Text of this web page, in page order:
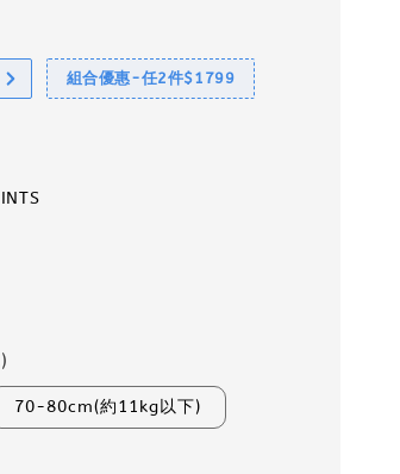
組合優惠-任2件$1799
70-80cm(約11kg以下)